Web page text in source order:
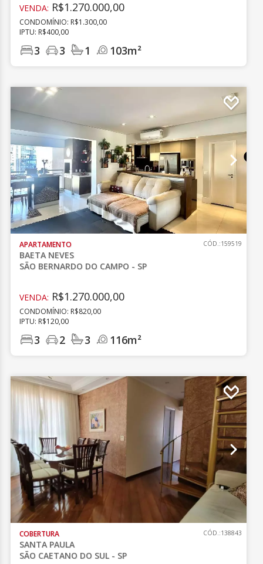
VENDA: R$1.270.000,00
CONDOMÍNIO: R$1.300,00
IPTU: R$400,00
3 3 1 103m²
APARTAMENTO
BAETA NEVES
SÃO BERNARDO DO CAMPO - SP
CÓD.:159519
VENDA: R$1.270.000,00
CONDOMÍNIO: R$820,00
IPTU: R$120,00
3 2 3 116m²
COBERTURA
SANTA PAULA
SÃO CAETANO DO SUL - SP
CÓD.:138843